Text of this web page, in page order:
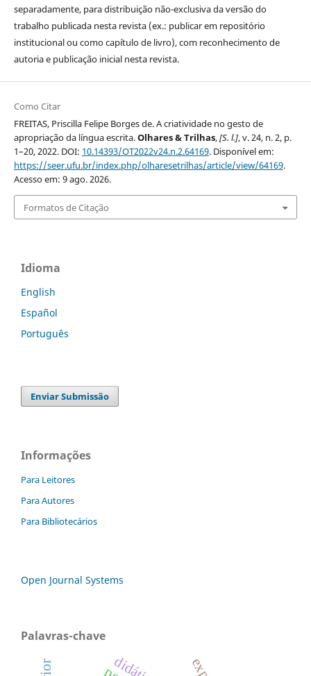
separadamente, para distribuição não-exclusiva da versão do
trabalho publicada nesta revista (ex.: publicar em repositório
institucional ou como capítulo de livro), com reconhecimento de
autoria e publicação inicial nesta revista.
Como Citar
FREITAS, Priscilla Felipe Borges de. A criatividade no gesto de
apropriação da língua escrita.Olhares & Trilhas,[S. l.], v. 24, n. 2, p.
1–20, 2022. DOI: 10.14393/OT2022v24.n.2.64169. Disponível em:
https://seer.ufu.br/index.php/olharesetrilhas/article/view/64169.
Acesso em: 9 ago. 2026.
Formatos de Citação
Idioma
English
Español
Português
Enviar Submissão
Informações
Para Leitores
Para Autores
Para Bibliotecários
Open Journal Systems
Palavras-chave